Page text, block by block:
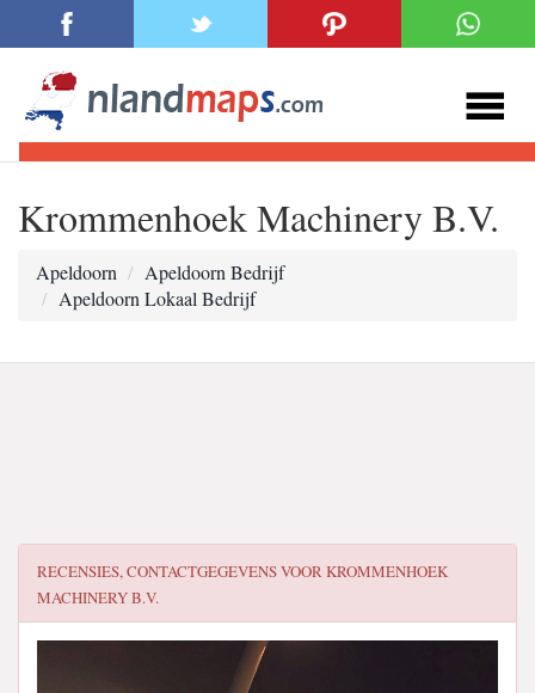
Krommenhoek Machinery B.V.
Apeldoorn
Apeldoorn Bedrijf
Apeldoorn Lokaal Bedrijf
RECENSIES, CONTACTGEGEVENS VOORKROMMENHOEK
MACHINERY B.V.